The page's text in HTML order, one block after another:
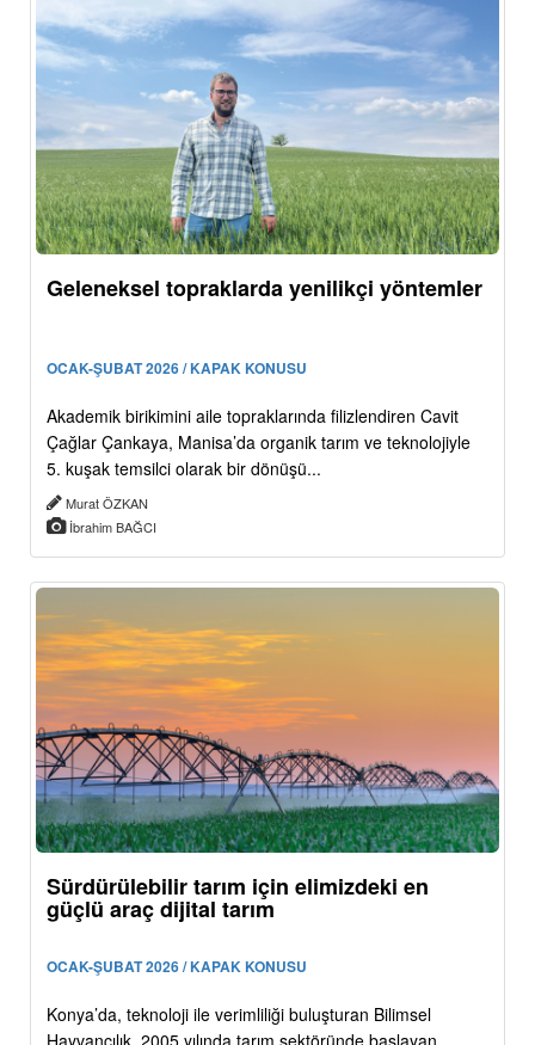
Geleneksel topraklarda yenilikçi yöntemler
OCAK-ŞUBAT 2026 / KAPAK KONUSU
Akademik birikimini aile topraklarında filizlendiren Cavit
Çağlar Çankaya, Manisa’da organik tarım ve teknolojiyle
5. kuşak temsilci olarak bir dönüşü...
Murat ÖZKAN
İbrahim BAĞCI
Sürdürülebilir tarım için elimizdeki en
güçlü araç dijital tarım
OCAK-ŞUBAT 2026 / KAPAK KONUSU
Konya’da, teknoloji ile verimliliği buluşturan Bilimsel
Hayvancılık, 2005 yılında tarım sektöründe başlayan